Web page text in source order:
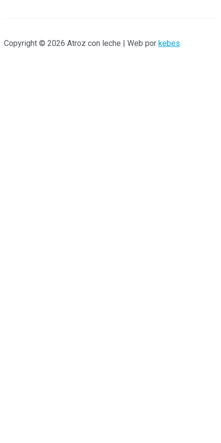
Copyright © 2026 Atroz con leche | Web por kebes